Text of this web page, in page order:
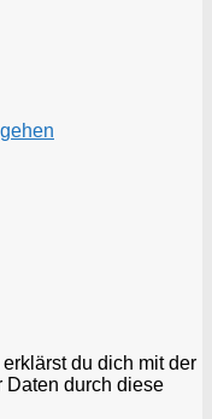
du dich mit der
Daten durch diese